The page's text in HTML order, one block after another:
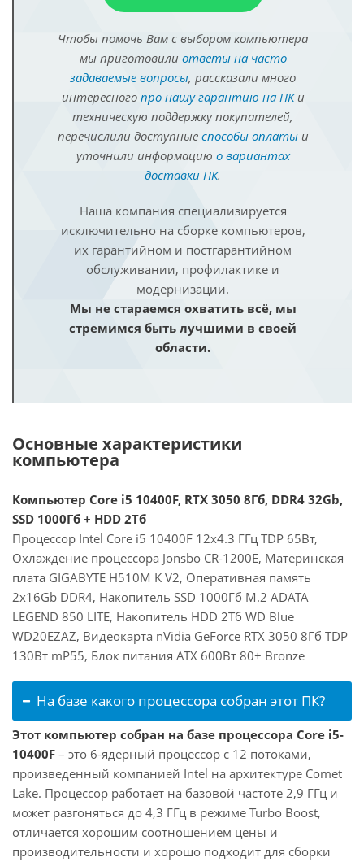
Чтобы помочь Вам с выбором компьютера
мы приготовили ответы на часто
задаваемые вопросы, рассказали много
интересного про нашу гарантию на ПКи
техническую поддержку покупателей,
перечислили доступные способы оплатыи
уточнили информацию о вариантах
доставки ПК.
Наша компания специализируется
исключительно на сборке компьютеров,
их гарантийном и постгарантийном
обслуживании, профилактике и
модернизации.
Мы не стараемся охватить всё, мы
стремимся быть лучшими в своей
области.
Основные характеристики
компьютера
Компьютер Core i5 10400F, RTX 3050 8Гб, DDR4 32Gb,
SSD 1000Гб + HDD 2Тб
Процессор Intel Core i5 10400F 12x4.3 ГГц TDP 65Вт,
Охлаждение процессора Jonsbo CR-1200E, Материнская
плата GIGABYTE H510M K V2, Оперативная память
2x16Gb DDR4, Накопитель SSD 1000Гб M.2 ADATA
LEGEND 850 LITE, Накопитель HDD 2Тб WD Blue
WD20EZAZ, Видеокарта nVidia GeForce RTX 3050 8Гб TDP
130Вт mP55, Блок питания ATX 600Вт 80+ Bronze
На базе какого процессора собран этот ПК?
Этот компьютер собран на базе процессора Core i5-
10400F – это 6-ядерный процессор с 12 потоками,
произведенный компанией Intel на архитектуре Comet
Lake. Процессор работает на базовой частоте 2,9 ГГц и
может разгоняться до 4,3 ГГц в режиме Turbo Boost,
отличается хорошим соотношением цены и
производительности и хорошо подходит для сборки